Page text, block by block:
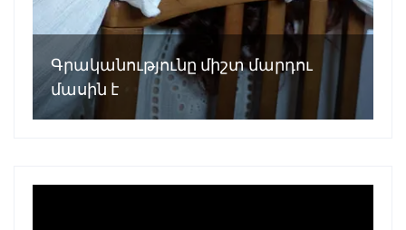
Գրականությունը միշտ մարդու
մասին է